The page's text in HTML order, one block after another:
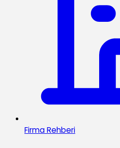
Firma Rehberi